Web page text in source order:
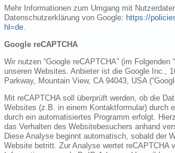
Mehr Informationen zum Umgang mit
Datenschutzerklärung von Google: https://
hl=de
Google reCAPTCHA
Wir nutzen “Google reCAPTCHA” (im Folgenden
unseren Websites. Anbieter ist die Google Inc.,
Parkway, Mountain View, CA 94043, USA
Mit reCAPTCHA soll überprüft werden, ob die
Websites (z.B. in einem Kontaktformular) durch
durch ein automatisiertes Programm erfolgt.
das Verhalten des Websitebesuchers anhand
Diese Analyse beginnt automatisch, sobald der
Website betritt. Zur Analyse wertet reCAPTCHA